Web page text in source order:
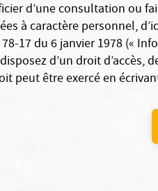
d’une consultation ou
à caractère personnel,
17 du 6 janvier 1978 («
d’un droit
peut être exercé en